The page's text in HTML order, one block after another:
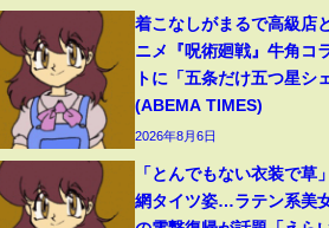
着こなしがまるで高級店
ニメ『呪術廻戦』牛角コ
トに「五条だけ五つ星シ
(ABEMA TIMES)
2026年8月6日
「とんでもない衣装で草
網タイツ姿…ラテン系美